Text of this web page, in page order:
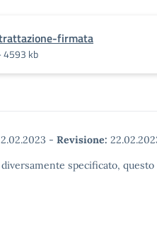
firmata
4593 kb
- Revisione:
specificato,